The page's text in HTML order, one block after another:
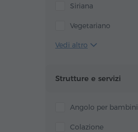
Siriana
Vegetariano
Vedi altro
Strutture e servizi
Angolo per bambini
Colazione